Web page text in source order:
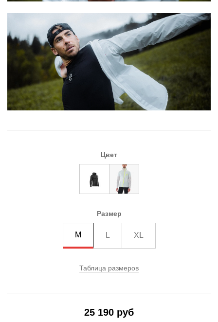
Цвет
Размер
M L XL
Таблица размеров
25 190 руб